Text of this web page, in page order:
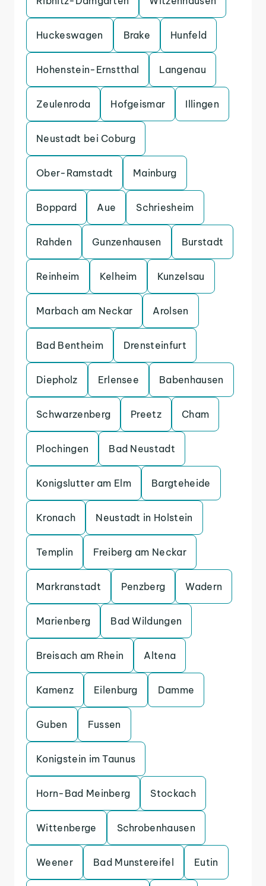
Huckeswagen Brake Hunfeld
Hohenstein-Ernstthal Langenau
Zeulenroda Hofgeismar Illingen
Neustadt bei Coburg
Ober-Ramstadt Mainburg
Boppard Aue Schriesheim
Rahden Gunzenhausen Burstadt
Reinheim Kelheim Kunzelsau
Marbach am Neckar Arolsen
Bad Bentheim Drensteinfurt
Diepholz Erlensee Babenhausen
Schwarzenberg Preetz Cham
Plochingen Bad Neustadt
Konigslutter am Elm Bargteheide
Kronach Neustadt in Holstein
Templin Freiberg am Neckar
Markranstadt Penzberg Wadern
Marienberg Bad Wildungen
Breisach am Rhein Altena
Kamenz Eilenburg Damme
Guben Fussen
Konigstein im Taunus
Horn-Bad Meinberg Stockach
Wittenberge Schrobenhausen
Weener Bad Munstereifel Eutin